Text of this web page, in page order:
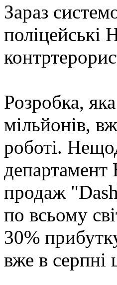
Зараз
поліцейські
Розробка,
мільйонів,
роботі.
продаж
по всьому
30%
вже в серпні